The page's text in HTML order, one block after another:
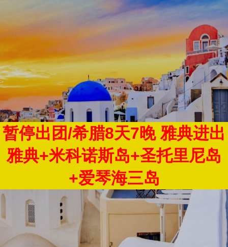
暂停出团/希腊8天7晚 雅典进出
雅典+米科诺斯岛+圣托里尼岛
+爱琴海三岛